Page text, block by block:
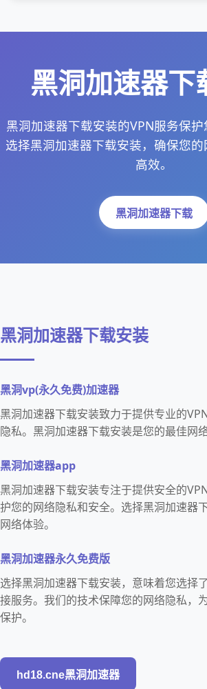
黑洞加速器下
黑洞加速器下载安装的VPN服务保护
选择黑洞加速器下载安装，确保您
高效。
黑洞加速器下载
黑洞加速器下载安装
黑洞vp(永久免费)加速器
黑洞加速器下载安装致力于提供专业的
隐私。黑洞加速器下载安装是您的最佳网
黑洞加速器app
黑洞加速器下载安装专注于提供安全的
护您的网络隐私和安全。选择黑洞加速器
网络体验。
黑洞加速器永久免费版
选择黑洞加速器下载安装，意味着您选择
接服务。我们的技术保障您的网络隐私，
保护。
hd18.cne黑洞加速器